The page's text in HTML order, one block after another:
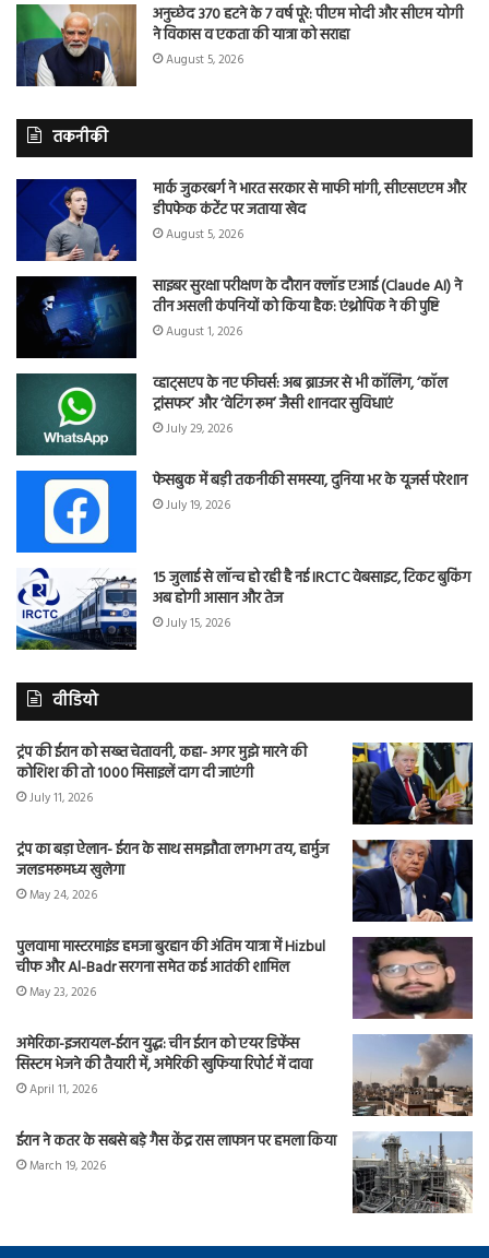
अनुच्छेद 370 हटने के 7 वर्ष पूरे: पीएम मोदी और सीएम योगी
ने विकास व एकता की यात्रा को सराहा
August 5, 2026
तकनीकी
मार्क जुकरबर्ग ने भारत सरकार से माफी मांगी, सीएसएएम और
डीपफेक कंटेंट पर जताया खेद
August 5, 2026
साइबर सुरक्षा परीक्षण के दौरान क्लॉड एआई (Claude AI) ने
तीन असली कंपनियों को किया हैक: एंथ्रोपिक ने की पुष्टि
August 1, 2026
व्हाट्सएप के नए फीचर्स: अब ब्राउजर से भी कॉलिंग, ‘कॉल
ट्रांसफर’ और ‘वेटिंग रूम’ जैसी शानदार सुविधाएं
July 29, 2026
फेसबुक में बड़ी तकनीकी समस्या, दुनिया भर के यूजर्स परेशान
July 19, 2026
15 जुलाई से लॉन्च हो रही है नई IRCTC वेबसाइट, टिकट बुकिंग
अब होगी आसान और तेज
July 15, 2026
वीडियो
ट्रंप की ईरान को सख्त चेतावनी, कहा- अगर मुझे मारने की
कोशिश की तो 1000 मिसाइलें दाग दी जाएंगी
July 11, 2026
ट्रंप का बड़ा ऐलान- ईरान के साथ समझौता लगभग तय, हार्मुज
जलडमरूमध्य खुलेगा
May 24, 2026
पुलवामा मास्टरमाइंड हमजा बुरहान की अंतिम यात्रा में Hizbul
चीफ और Al-Badr सरगना समेत कई आतंकी शामिल
May 23, 2026
अमेरिका-इजरायल-ईरान युद्ध: चीन ईरान को एयर डिफेंस
सिस्टम भेजने की तैयारी में, अमेरिकी खुफिया रिपोर्ट में दावा
April 11, 2026
ईरान ने कतर के सबसे बड़े गैस केंद्र रास लाफान पर हमला किया
March 19, 2026